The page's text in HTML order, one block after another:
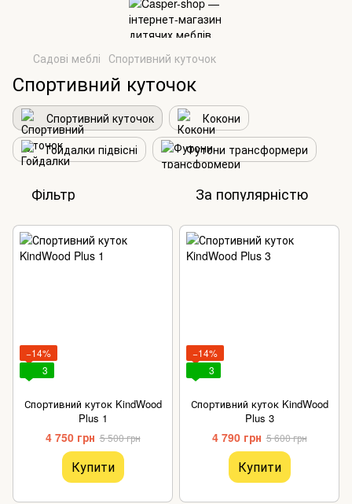
Садові меблі Спортивний куточок
Спортивний куточок
Спортивний куточок
Кокони
Гойдалки підвісні
Футони трансформери
Фільтр За популярністю
−14%
3
Спортивний куток KindWood
Plus 1
4 750 грн 5 500 грн
Купити
−14%
3
Спортивний куток KindWood
Plus 3
4 790 грн 5 600 грн
Купити